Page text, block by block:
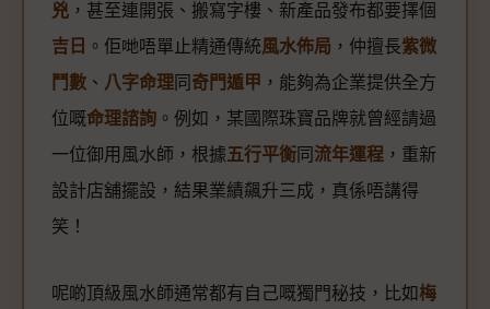
兇 ，甚至連開張、搬寫字樓、新產品發布都要擇個
吉日 。佢哋唔單止精通傳統風水佈局 ，仲擅長紫微
鬥數 、 八字命理 同 奇門遁甲 ，能夠為企業提供全方
位嘅命理諮詢 。例如，某國際珠寶品牌就曾經請過
一位御用風水師，根據五行平衡 同 流年運程 ，重新
設計店舖擺設，結果業績飆升三成，真係唔講得
笑！
呢啲頂級風水師通常都有自己嘅獨門秘技，比如 梅